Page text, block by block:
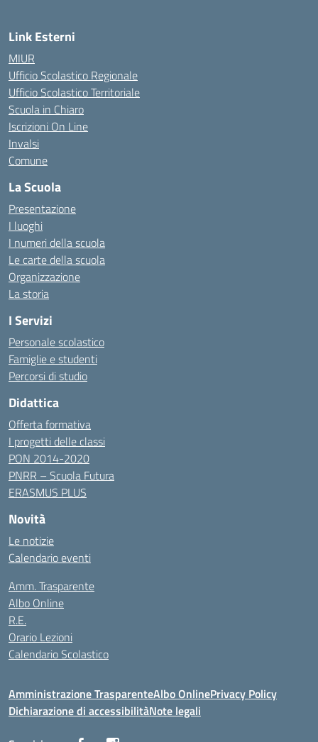
Link Esterni
MIUR
Ufficio Scolastico Regionale
Ufficio Scolastico Territoriale
Scuola in Chiaro
Iscrizioni On Line
Invalsi
Comune
La Scuola
Presentazione
I luoghi
I numeri della scuola
Le carte della scuola
Organizzazione
La storia
I Servizi
Personale scolastico
Famiglie e studenti
Percorsi di studio
Didattica
Offerta formativa
I progetti delle classi
PON 2014-2020
PNRR – Scuola Futura
ERASMUS PLUS
Novità
Le notizie
Calendario eventi
Amm. Trasparente
Albo Online
R.E.
Orario Lezioni
Calendario Scolastico
Amministrazione TrasparenteAlbo OnlinePrivacy Policy
Dichiarazione di accessibilitàNote legali